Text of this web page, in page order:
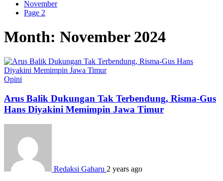
November
Page 2
Month: November 2024
Opini
Arus Balik Dukungan Tak Terbendung, Risma-Gus
Hans Diyakini Memimpin Jawa Timur
Redaksi Gaharu 2 years ago